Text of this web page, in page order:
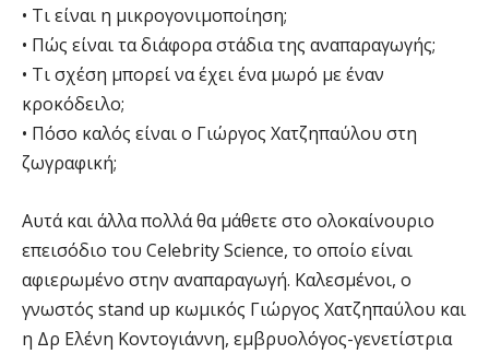
• Τι είναι η μικρογονιμοποίηση;
• Πώς είναι τα διάφορα στάδια της αναπαραγωγής;
• Τι σχέση μπορεί να έχει ένα μωρό με έναν
κροκόδειλο;
• Πόσο καλός είναι ο Γιώργος Χατζηπαύλου στη
ζωγραφική;
Αυτά και άλλα πολλά θα μάθετε στο ολοκαίνουριο
επεισόδιο του Celebrity Science, το οποίο είναι
αφιερωμένο στην αναπαραγωγή. Καλεσμένοι, ο
γνωστός stand up κωμικός Γιώργος Χατζηπαύλου και
η Δρ Ελένη Κοντογιάννη, εμβρυολόγος-γενετίστρια